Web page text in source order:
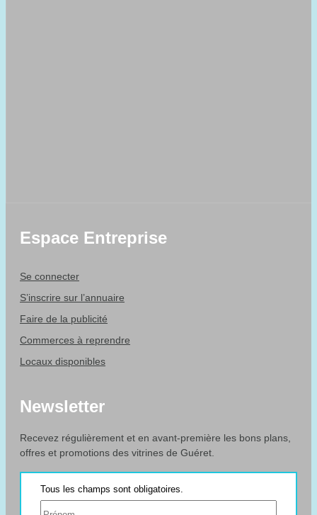
Espace Entreprise
Se connecter
S’inscrire sur l’annuaire
Faire de la publicité
Commerces à reprendre
Locaux disponibles
Newsletter
Recevez régulièrement et en avant-première les bons plans,
offres et promotions des vitrines de Guéret.